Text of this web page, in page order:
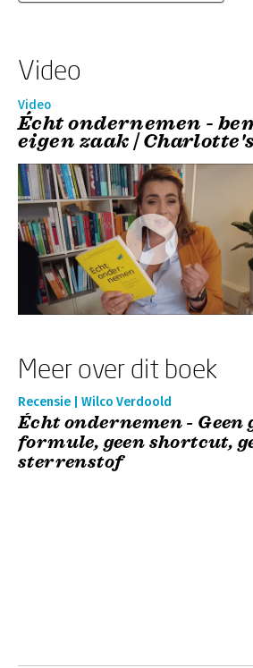
Video
Video
Écht ondernemen -
eigen zaak |
Meer over dit boek
Recensie | Wilco Verdoold
Écht ondernemen - Geen
formule, geen shortcut,
sterrenstof